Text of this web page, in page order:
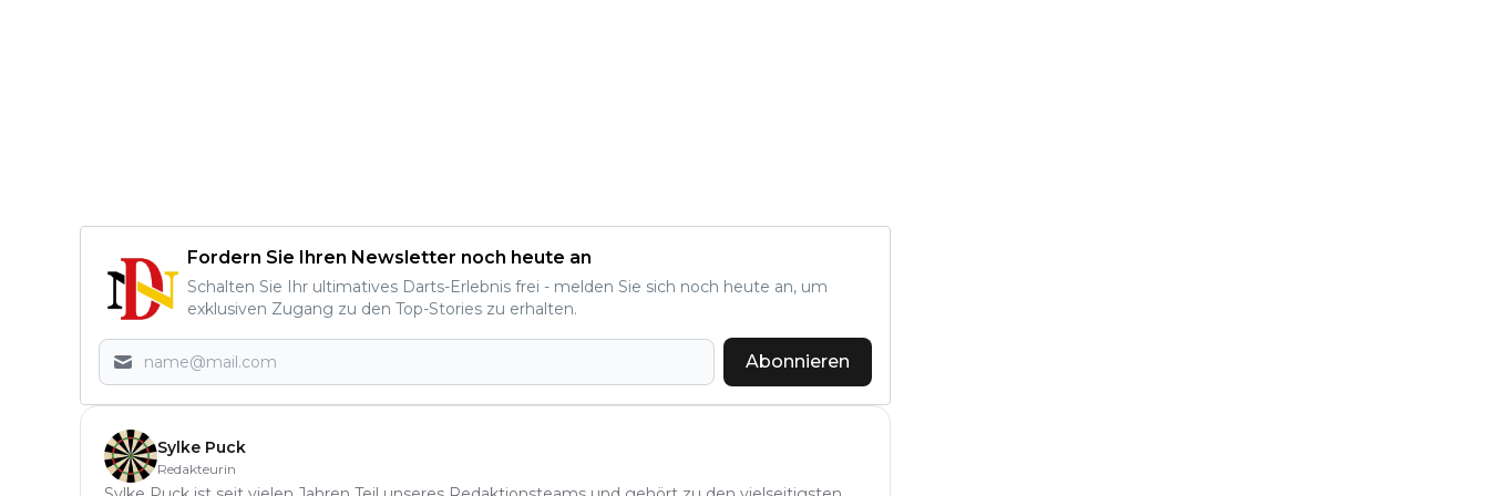
Fordern Sie Ihren Newsletter noch heute an
Schalten Sie Ihr ultimatives Darts-Erlebnis frei - melden Sie sich noch heute an, um
exklusiven Zugang zu den Top-Stories zu erhalten.
Abonnieren
Sylke Puck
Redakteurin